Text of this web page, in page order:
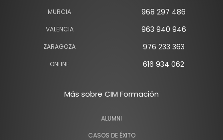
Más sobre CIM Formación
ALUMNI
CASOS DE ÉXITO
MURCIA 968 297 486
VALENCIA 963 940 946
ZARAGOZA 976 233 363
ONLINE 616 934 062